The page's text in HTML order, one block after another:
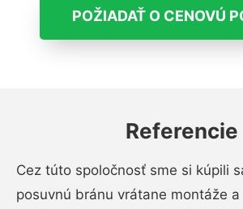
POŽIADAŤ O CENOVÚ
Referencie
Cez túto spoločnosť sme si kúpili
posuvnú bránu vrátane montáže